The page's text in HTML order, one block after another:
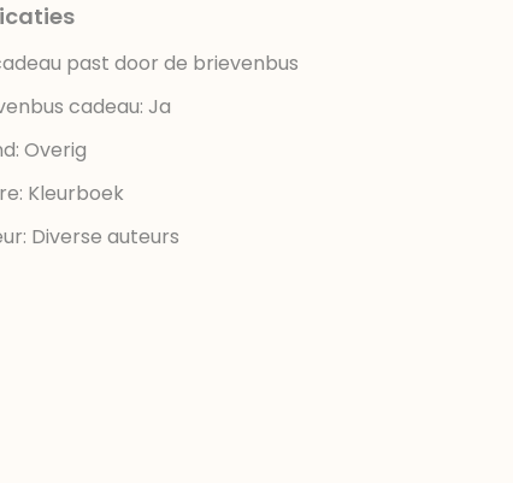
past door de brievenbus
cadeau: Ja
Overig
Kleurboek
Diverse auteurs